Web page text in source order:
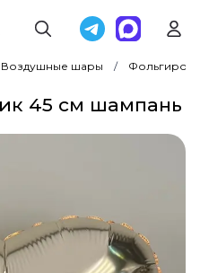
Воздушные шары
45 см шампань